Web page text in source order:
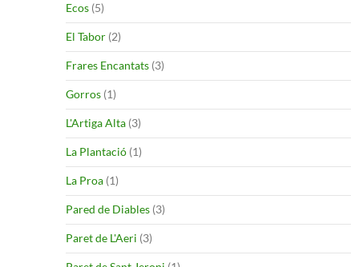
Ecos (5)
El Tabor (2)
Frares Encantats (3)
Gorros (1)
L'Artiga Alta (3)
La Plantació (1)
La Proa (1)
Pared de Diables (3)
Paret de L'Aeri (3)